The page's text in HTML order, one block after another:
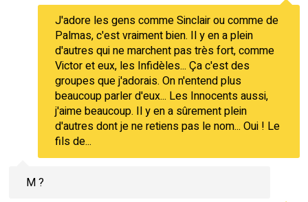
J'adore les gens comme Sinclair ou comme de
Palmas, c'est vraiment bien. Il y en a plein
d'autres qui ne marchent pas très fort, comme
Victor et eux, les Infidèles... Ça c'est des
groupes que j'adorais. On n'entend plus
beaucoup parler d'eux... Les Innocents aussi,
j'aime beaucoup. Il y en a sûrement plein
d'autres dont je ne retiens pas le nom... Oui ! Le
fils de...
M ?